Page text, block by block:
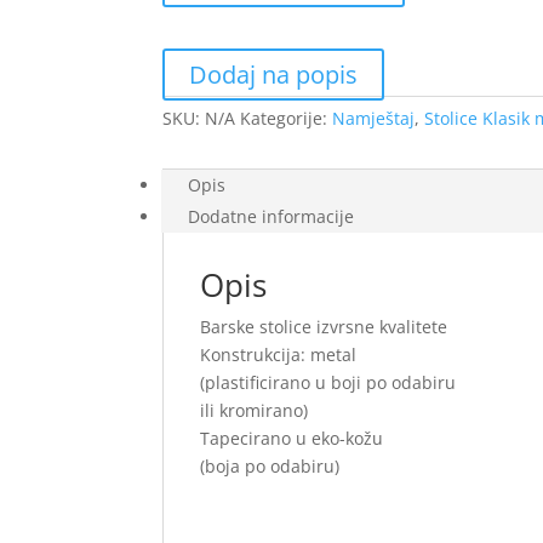
Dodaj na popis
SKU: N/A Kategorije: Namještaj,Stolice Klasik
Opis
Dodatne informacije
Opis
Barske stolice izvrsne kvalitete
Konstrukcija: metal
(plastificirano u boji po odabiru
ili kromirano)
Tapecirano u eko-kožu
(boja po odabiru)